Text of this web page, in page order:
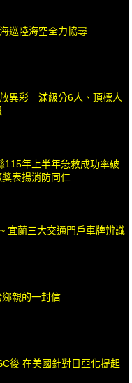
巡陸海空全力協尋
異彩 滿級分6人、頂標人
115年上半年急救成功率破
表揚消防同仁
宜蘭三大交通門戶車牌辨識
親的一封信
後 在美國針對日亞化提起